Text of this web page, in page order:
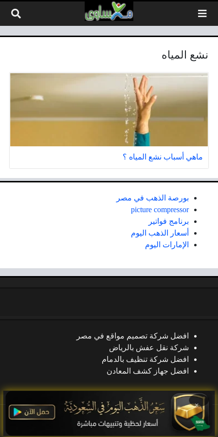
نشع المياه
ماهي أسباب نشع المياه ؟
بورصة الذهب في مصر
picture compressor
برنامج فواتير
أسعار الذهب اليوم
الإمارات اليوم
افضل شركة تصميم مواقع في مصر
شركة نقل عفش بالرياض
افضل شركة تنظيف بالدمام
افضل جهاز كشف المعادن
×